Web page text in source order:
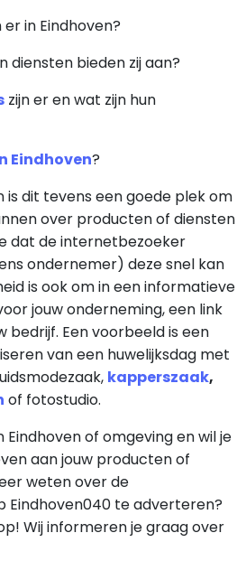
in Eindhoven?
diensten bieden zij aan?
zijn er en wat zijn hun
Eindhoven?
is dit tevens een goede plek om
over producten of diensten
dat de internetbezoeker
ondernemer) deze snel kan
is ook om in een informatieve
jouw onderneming, een link
bedrijf. Een voorbeeld is een
van een huwelijksdag met
kapperszaak,
of fotostudio.
Eindhoven of omgeving en wil je
aan jouw producten of
weten over de
Eindhoven040 te adverteren?
Wij informeren je graag over